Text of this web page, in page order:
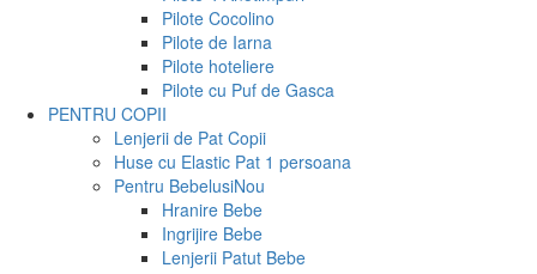
Pilote Cocolino
Pilote de Iarna
Pilote hoteliere
Pilote cu Puf de Gasca
PENTRU COPII
Lenjerii de Pat Copii
Huse cu Elastic Pat 1 persoana
Pentru BebelusiNou
Hranire Bebe
Ingrijire Bebe
Lenjerii Patut Bebe